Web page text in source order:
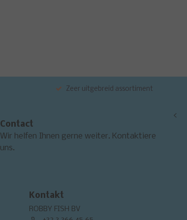
Zeer uitgebreid assortiment
Contact
Wir helfen Ihnen gerne weiter. Kontaktiere
uns.
<
Kontakt
ROBBY FISH BV